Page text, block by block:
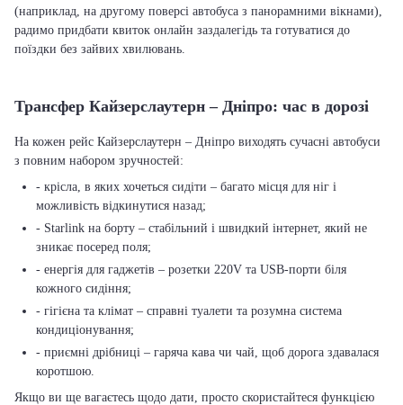
(наприклад, на другому поверсі автобуса з панорамними вікнами),
радимо придбати квиток онлайн заздалегідь та готуватися до
поїздки без зайвих хвилювань.
Трансфер Кайзерслаутерн – Дніпро: час в дорозі
На кожен рейс Кайзерслаутерн – Дніпро виходять сучасні автобуси
з повним набором зручностей:
- крісла, в яких хочеться сидіти – багато місця для ніг і
можливість відкинутися назад;
- Starlink на борту – стабільний і швидкий інтернет, який не
зникає посеред поля;
- енергія для гаджетів – розетки 220V та USB-порти біля
кожного сидіння;
- гігієна та клімат – справні туалети та розумна система
кондиціонування;
- приємні дрібниці – гаряча кава чи чай, щоб дорога здавалася
коротшою.
Якщо ви ще вагаєтесь щодо дати, просто скористайтеся функцією